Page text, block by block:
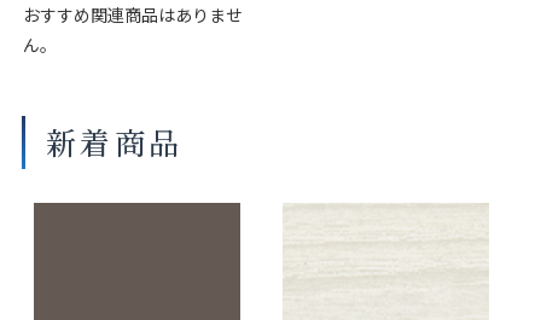
おすすめ関連商品はありませ
ん。
新着商品